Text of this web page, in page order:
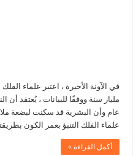
عام وأن البشرية قد سكنت لبضعة
علماء الفلك التنبؤ بعمر الكون بطريقتين 1. البحث
أكمل القراءة »